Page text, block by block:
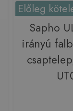
Előleg
Sapho
irányú